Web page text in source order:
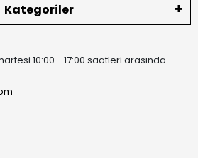
Kategoriler
10:00 - 17:00 saatleri arasında